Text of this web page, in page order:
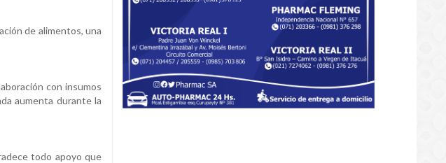
de alimentos, una
con insumos
aumenta durante la
todo apoyo que